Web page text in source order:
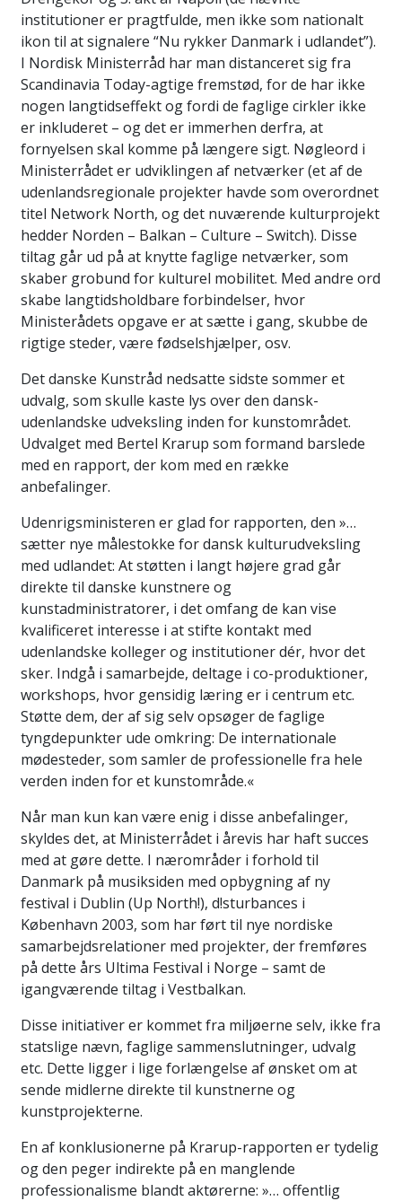
institutioner er pragtfulde, men ikke som nationalt
ikon til at signalere “Nu rykker Danmark i udlandet”).
I Nordisk Ministerråd har man distanceret sig fra
Scandinavia Today-agtige fremstød, for de har ikke
nogen langtidseffekt og fordi de faglige cirkler ikke
er inkluderet – og det er immerhen derfra, at
fornyelsen skal komme på længere sigt. Nøgleord i
Ministerrådet er udviklingen af netværker (et af de
udenlandsregionale projekter havde som overordnet
titel Network North, og det nuværende kulturprojekt
hedder Norden – Balkan – Culture – Switch). Disse
tiltag går ud på at knytte faglige netværker, som
skaber grobund for kulturel mobilitet. Med andre ord
skabe langtidsholdbare forbindelser, hvor
Ministerådets opgave er at sætte i gang, skubbe de
rigtige steder, være fødselshjælper, osv.
Det danske Kunstråd nedsatte sidste sommer et
udvalg, som skulle kaste lys over den dansk-
udenlandske udveksling inden for kunstområdet.
Udvalget med Bertel Krarup som formand barslede
med en rapport, der kom med en række
anbefalinger.
Udenrigsministeren er glad for rapporten, den »…
sætter nye målestokke for dansk kulturudveksling
med udlandet: At støtten i langt højere grad går
direkte til danske kunstnere og
kunstadministratorer, i det omfang de kan vise
kvalificeret interesse i at stifte kontakt med
udenlandske kolleger og institutioner dér, hvor det
sker. Indgå i samarbejde, deltage i co-produktioner,
workshops, hvor gensidig læring er i centrum etc.
Støtte dem, der af sig selv opsøger de faglige
tyngdepunkter ude omkring: De internationale
mødesteder, som samler de professionelle fra hele
verden inden for et kunstområde.«
Når man kun kan være enig i disse anbefalinger,
skyldes det, at Ministerrådet i årevis har haft succes
med at gøre dette. I nærområder i forhold til
Danmark på musiksiden med opbygning af ny
festival i Dublin (Up North!), d!sturbances i
København 2003, som har ført til nye nordiske
samarbejdsrelationer med projekter, der fremføres
på dette års Ultima Festival i Norge – samt de
igangværende tiltag i Vestbalkan.
Disse initiativer er kommet fra miljøerne selv, ikke fra
statslige nævn, faglige sammenslutninger, udvalg
etc. Dette ligger i lige forlængelse af ønsket om at
sende midlerne direkte til kunstnerne og
kunstprojekterne.
En af konklusionerne på Krarup-rapporten er tydelig
og den peger indirekte på en manglende
professionalisme blandt aktørerne: »… offentlig